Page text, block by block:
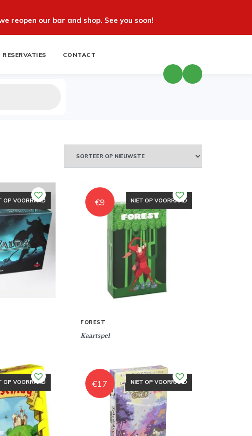
reopen our bar and shop. See you soon!
RESERVATIES CONTACT
OP VOORRAAD NIET OP VOORRAAD
FOREST
Kaartspel
€9
OP VOORRAAD NIET OP VOORRAAD
€17